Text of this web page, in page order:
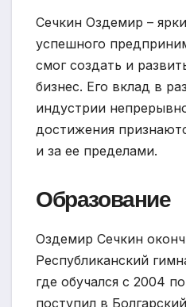
Сечкин Оздемир –
успешного
смог создать и
бизнес. Его вклад в
индустрии
достижения
и за ее пределами.
Образование
Оздемир Сечкин
Республиканский
где обучался с 2004
поступил в